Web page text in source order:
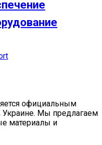
официальным
Украине. Мы предлагаем
материалы и